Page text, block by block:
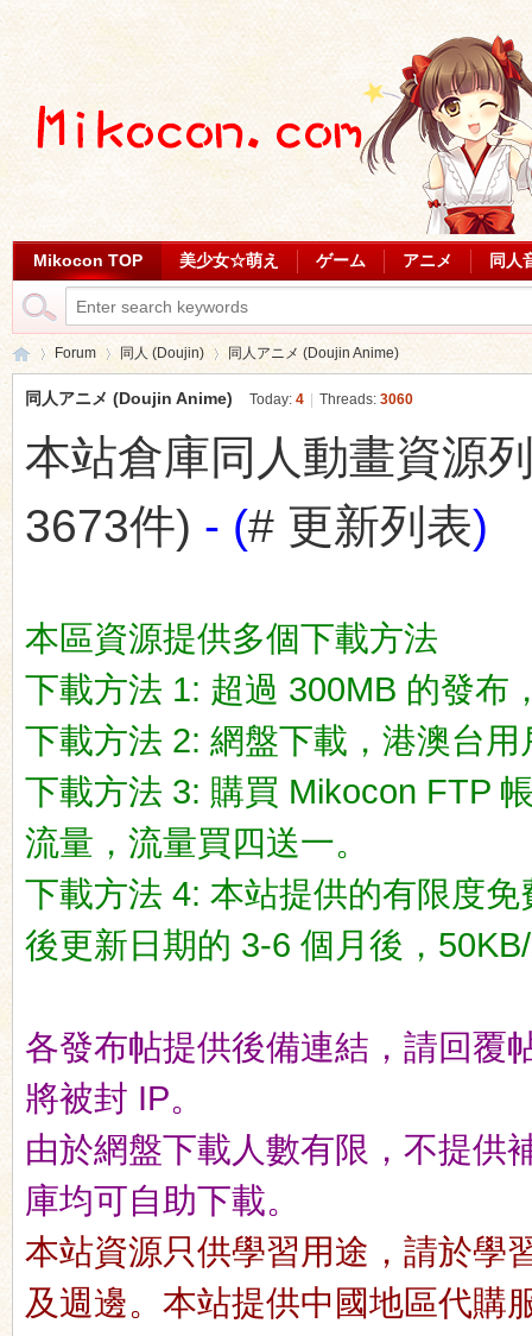
Mikocon TOP 美少女☆萌え ゲーム アニメ 同人
»
Forum
›
同人 (Doujin) 同人アニメ (Doujin Anime)
同人アニメ (Doujin Anime) Today: 4 Threads: 3060
本站倉庫同人動畫資源
3673件) - (# 更新列表)
本區資源提供多個下載方法
下載方法 1: 超過 300MB 的發布
下載方法 2: 網盤下載，港澳台
下載方法 3: 購買 Mikocon FTP
流量，流量買四送一。
下載方法 4: 本站提供的有限度
後更新日期的 3-6 個月後，
各發布帖提供後備連結，請回覆
將被封 IP。
由於網盤下載人數有限，不提供
庫均可自助下載。
本站資源只供學習用途，請於學
及週邊。本站提供中國地區代購